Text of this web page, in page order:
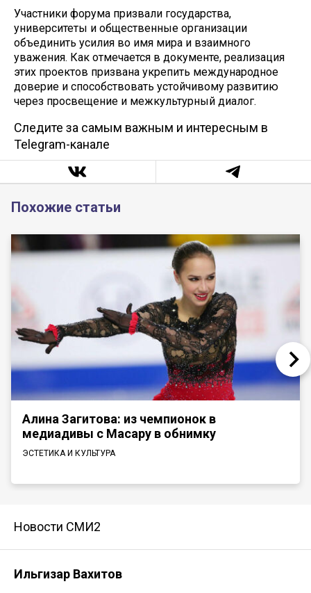
Участники форума призвали государства,
университеты и общественные организации
объединить усилия во имя мира и взаимного
уважения. Как отмечается в документе, реализация
этих проектов призвана укрепить международное
доверие и способствовать устойчивому развитию
через просвещение и межкультурный диалог.
Следите за самым важным и интересным в
Telegram-канале
Похожие статьи
Алина Загитова: из чемпионок в
медиадивы с Масару в обнимку
ЭСТЕТИКА И КУЛЬТУРА
Новости СМИ2
Ильгизар Вахитов